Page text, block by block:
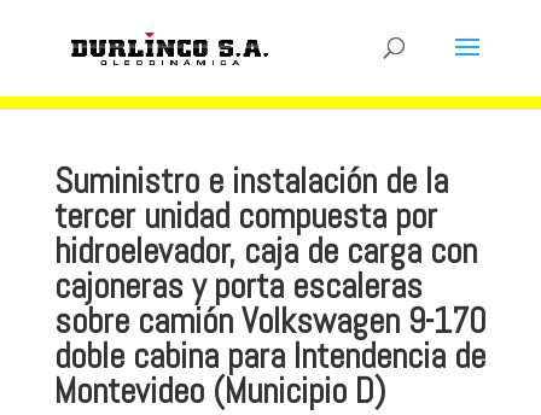
Suministro e instalación de la
tercer unidad compuesta por
hidroelevador, caja de carga con
cajoneras y porta escaleras
sobre camión Volkswagen 9-170
doble cabina para Intendencia de
Montevideo (Municipio D)